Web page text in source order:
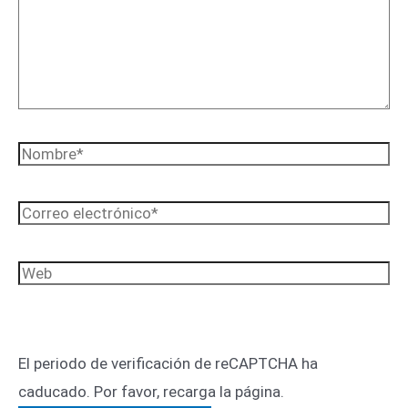
Nombre*
Correo
Web
El periodo de verificación de reCAPTCHA ha
caducado. Por favor, recarga la página.